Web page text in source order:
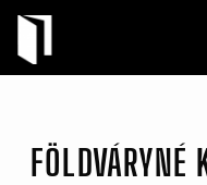
FÖLDVÁRYNÉ